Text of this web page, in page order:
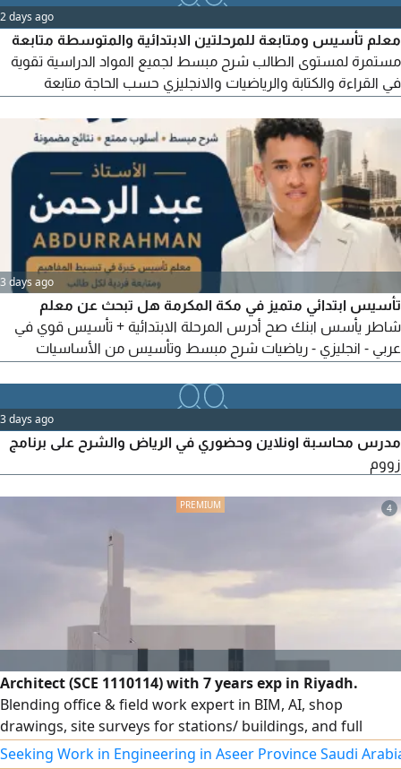
2 days ago
معلم تأسيس ومتابعة للمرحلتين الابتدائية والمتوسطة متابعة
مستمرة لمستوى الطالب شرح مبسط لجميع المواد الدراسية تقوية
في القراءة والكتابة والرياضيات والانجليزي حسب الحاجة متابعة
3 days ago
تأسيس ابتدائي متميز في مكة المكرمة هل تبحث عن معلم
شاطر يأسس ابنك صح أدرس المرحلة الابتدائية + تأسيس قوي في
عربي - انجليزي - رياضيات شرح مبسط وتأسيس من الأساسيات
وصعوبات التعلم العنوان جبل النور، مكة المكرمة جوال وواتساب
اتصل الآن واحجز مكان لابنك قبل اكتمال العدد
3 days ago
مدرس محاسبة اونلاين وحضوري في الرياض والشرح على برنامج
زووم
4
Architect (SCE 1110114) with 7 years exp in Riyadh.
Blending office & field work expert in BIM, AI, shop
drawings, site surveys for stations/ buildings, and full
structural/ finishing supervision per SBC code. Holder of a
Seeking Work in Engineering in Aseer Province Saudi